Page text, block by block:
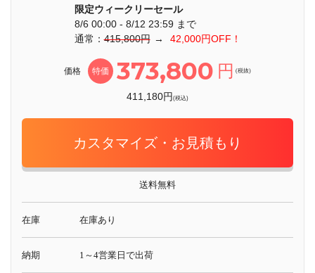
限定ウィークリーセール
8/6 00:00 - 8/12 23:59 まで
通常：415,800円 → 42,000円OFF！
価格 特価 373,800 円 (税抜)
411,180円(税込)
カスタマイズ・お見積もり
送料無料
在庫 在庫あり
納期 1～4営業日で出荷